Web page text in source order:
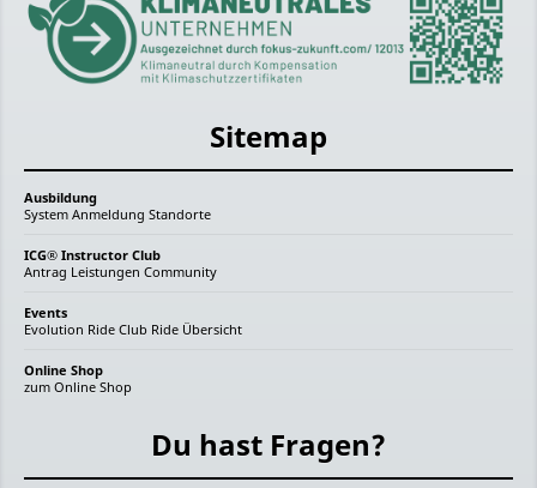
Sitemap
Ausbildung
System Anmeldung Standorte
ICG® Instructor Club
Antrag Leistungen Community
Events
Evolution Ride Club Ride Übersicht
Online Shop
zum Online Shop
Du hast Fragen?